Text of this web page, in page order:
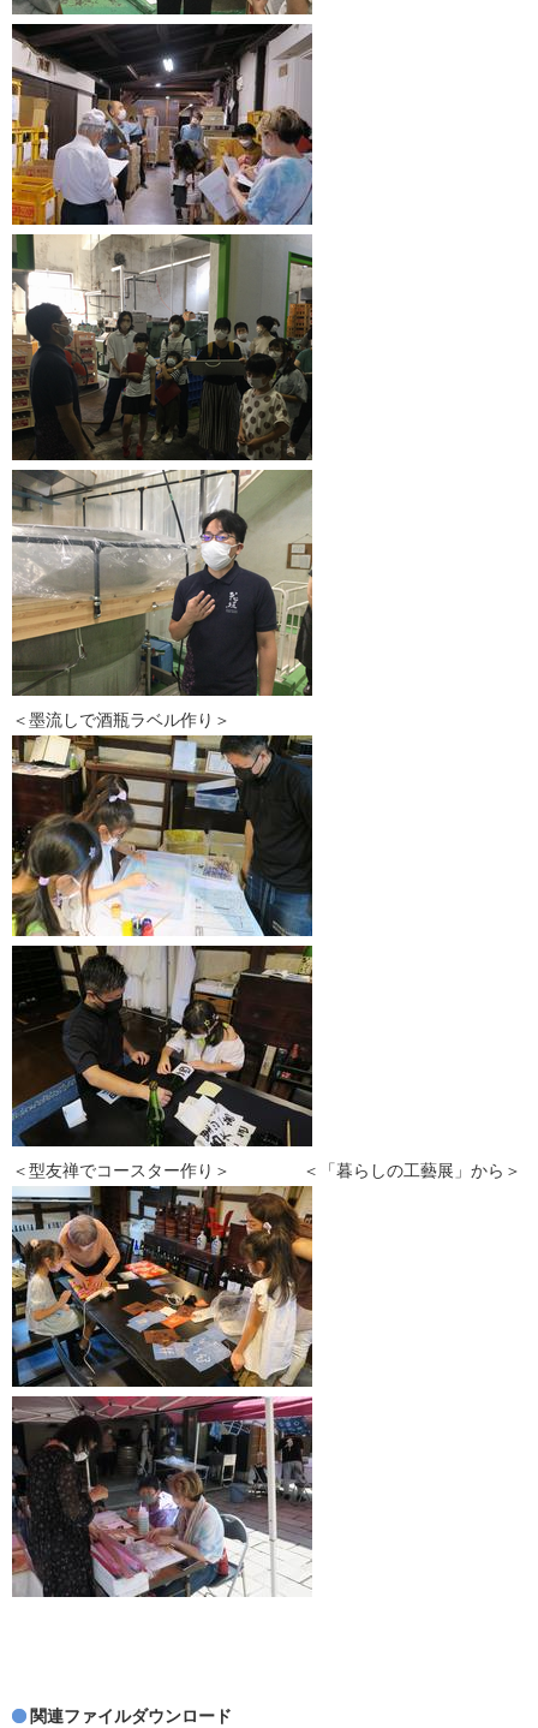
＜墨流しで酒瓶ラベル作り＞
＜型友禅でコースター作り＞ ＜「暮らしの工藝展」から＞
関連ファイルダウンロード